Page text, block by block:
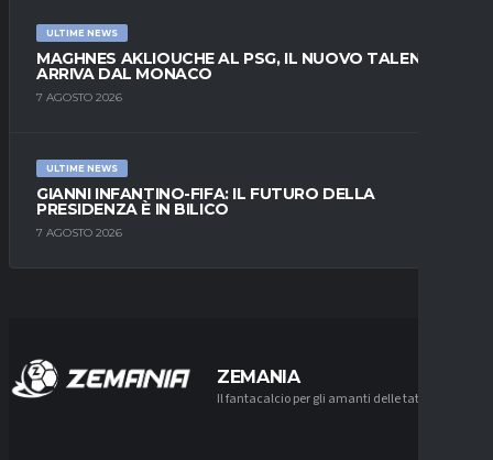
ULTIME NEWS
MAGHNES AKLIOUCHE AL PSG, IL NUOVO TALENTO
ARRIVA DAL MONACO
7 AGOSTO 2026
ULTIME NEWS
GIANNI INFANTINO-FIFA: IL FUTURO DELLA
PRESIDENZA È IN BILICO
7 AGOSTO 2026
ZEMANIA
Il fantacalcio per gli amanti delle tattiche